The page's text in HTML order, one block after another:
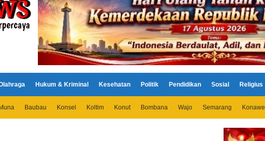
Hukum & Kriminal Kesehatan Politik Pendidikan Sosial Religius
Baubau Konsel Koltim Konut Bombana Wajo Semarang Konawe